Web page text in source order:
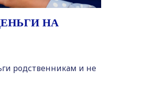
НА
родственникам и не